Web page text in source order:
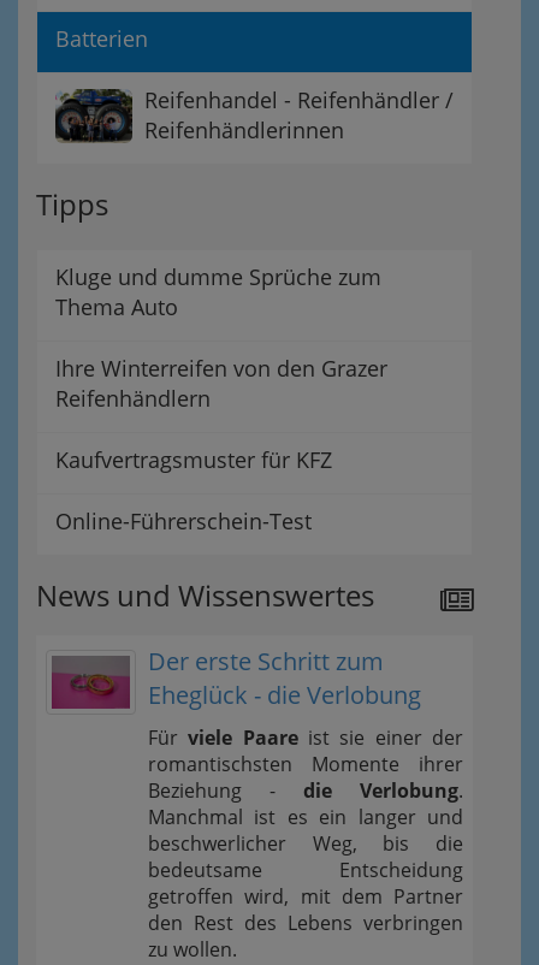
Batterien
Reifenhandel - Reifenhändler /
Reifenhändlerinnen
Tipps
Kluge und dumme Sprüche zum
Thema Auto
Ihre Winterreifen von den Grazer
Reifenhändlern
Kaufvertragsmuster für KFZ
Online-Führerschein-Test
News und Wissenswertes
Der erste Schritt zum
Eheglück - die Verlobung
Fürviele Paareist sie einer der
romantischsten Momente ihrer
Beziehung - die Verlobung.
Manchmal ist es ein langer und
beschwerlicher Weg, bis die
bedeutsame Entscheidung
getroffen wird, mit dem Partner
den Rest des Lebens verbringen
zu wollen.